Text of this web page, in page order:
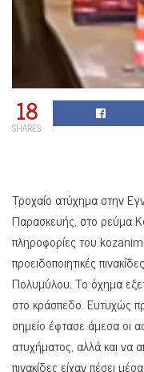
18
SHARES
Τροχαίο ατύχημα στην
Παρασκευής, στο ρεύμα
πληροφορίες του
προειδοποιητικές
Πολυμύλου. Το όχημα
στο κράσπεδο. Ευτυχώς
σημείο έφτασε άμεσα οι
ατυχήματος, αλλά και να
πινακίδες είχαν πέσει